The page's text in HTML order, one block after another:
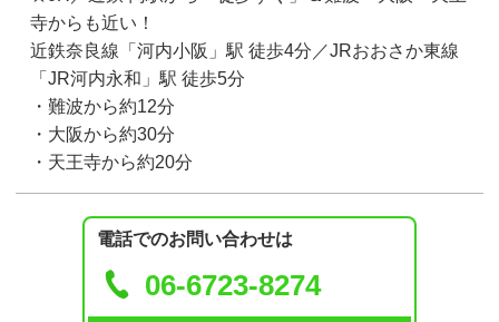
寺からも近い！
近鉄奈良線「河内小阪」駅 徒歩4分／JRおおさか東線
「JR河内永和」駅 徒歩5分
・難波から約12分
・大阪から約30分
・天王寺から約20分
電話でのお問い合わせは
06-6723-8274